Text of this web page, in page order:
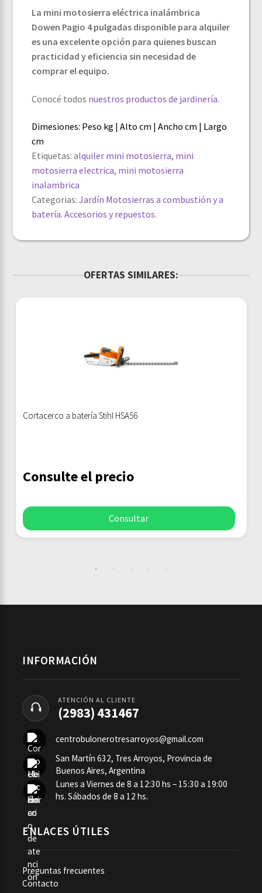
La mini motosierra eléctrica inalámbrica
Dowen Pagio 4 pulgadas disponible para alquiler
es una excelente opción para quienes buscan
practicidad y eficiencia sin necesidad de
comprar el equipo.
Conocé todos nuestros productos de jardinería.
Dimesiones: Peso kg | Alto cm | Ancho cm | Largo
cm
Etiquetas:alquiler mini motosierra, mini
motosierra electrica, mini motosierra
inalambrica
Categorias:Jardín Motosierras a combustión y a
batería. Accesorios y repuestos.
OFERTAS SIMILARES:
Cortacerco a batería Stihl HSA56
Consulte el precio
Consultar
INFORMACIÓN
ATENCIÓN AL CLIENTE
(2983) 431467
centrobulonerotresarroyos@gmail.com
San Martín 632, Tres Arroyos, Provincia de
Buenos Aires, Argentina
Lunes a Viernes de 8 a 12:30 hs – 15:30 a 19:00
hs. Sábados de 8 a 12 hs.
ENLACES ÚTILES
Preguntas frecuentes
Contacto